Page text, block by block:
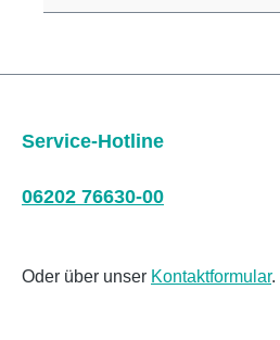
Service-Hotline
06202 76630-00
Oder über unser Kontaktformular.